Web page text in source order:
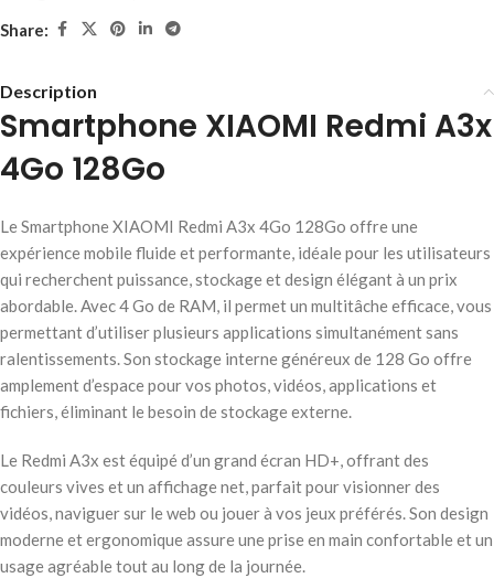
Share:
Description
Smartphone XIAOMI Redmi A3x
4Go 128Go
Le Smartphone XIAOMI Redmi A3x 4Go 128Go offre une
expérience mobile fluide et performante, idéale pour les utilisateurs
qui recherchent puissance, stockage et design élégant à un prix
abordable. Avec 4 Go de RAM, il permet un multitâche efficace, vous
permettant d’utiliser plusieurs applications simultanément sans
ralentissements. Son stockage interne généreux de 128 Go offre
amplement d’espace pour vos photos, vidéos, applications et
fichiers, éliminant le besoin de stockage externe.
Le Redmi A3x est équipé d’un grand écran HD+, offrant des
couleurs vives et un affichage net, parfait pour visionner des
vidéos, naviguer sur le web ou jouer à vos jeux préférés. Son design
moderne et ergonomique assure une prise en main confortable et un
usage agréable tout au long de la journée.